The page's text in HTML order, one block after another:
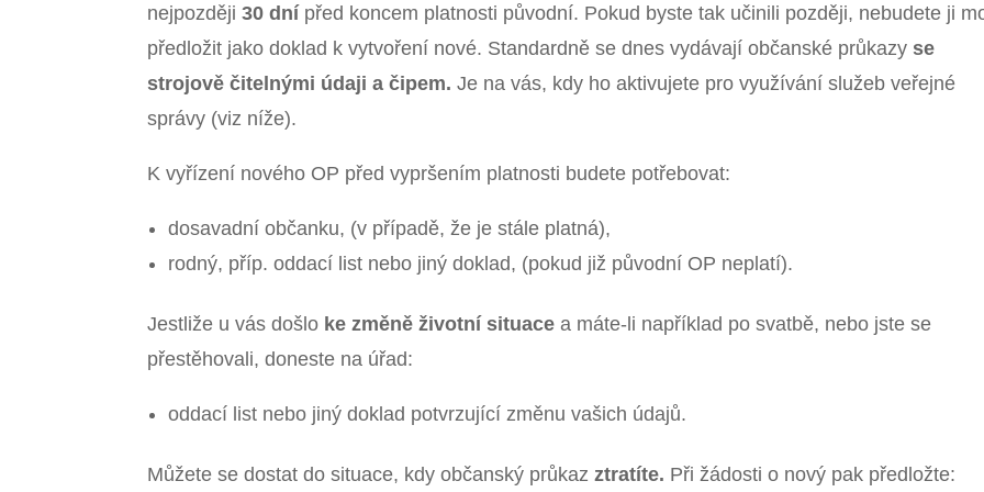
nejpozději30 dnípřed koncem platnosti původní. Pokud byste tak učinili později, nebudete ji
předložit jako doklad k vytvoření nové. Standardně se dnes vydávají občanské průkazy se
strojově čitelnými údaji a čipem. Je na vás, kdy ho aktivujete pro využívání služeb veřejné
správy (viz níže).
K vyřízení nového OP před vypršením platnosti budete potřebovat:
dosavadní občanku, (v případě, že je stále platná),
rodný, příp. oddací list nebo jiný doklad, (pokud již původní OP neplatí).
Jestliže u vás došlo ke změně životní situace a máte-li například po svatbě, nebo jste se
přestěhovali, doneste na úřad:
oddací list nebo jiný doklad potvrzující změnu vašich údajů.
Můžete se dostat do situace, kdy občanský průkazztratíte. Při žádosti o nový pak předložte: